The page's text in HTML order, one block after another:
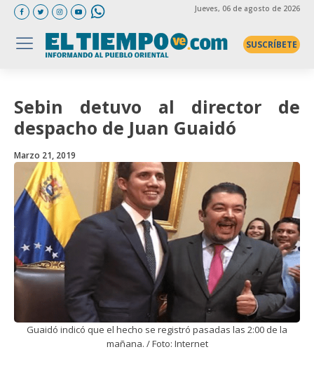
Jueves, 06 de agosto de 2026
SUSCRÍBETE
Sebin detuvo al director de
despacho de Juan Guaidó
Marzo 21, 2019
Guaidó indicó que el hecho se registró pasadas las 2:00 de la
mañana. / Foto: Internet